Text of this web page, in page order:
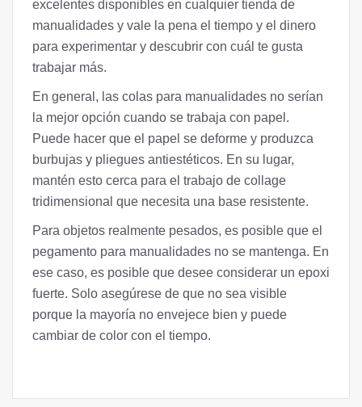
excelentes disponibles en cualquier tienda de
manualidades y vale la pena el tiempo y el dinero
para experimentar y descubrir con cuál te gusta
trabajar más.
En general, las colas para manualidades no serían
la mejor opción cuando se trabaja con papel.
Puede hacer que el papel se deforme y produzca
burbujas y pliegues antiestéticos. En su lugar,
mantén esto cerca para el trabajo de collage
tridimensional que necesita una base resistente.
Para objetos realmente pesados, es posible que el
pegamento para manualidades no se mantenga. En
ese caso, es posible que desee considerar un epoxi
fuerte. Solo asegúrese de que no sea visible
porque la mayoría no envejece bien y puede
cambiar de color con el tiempo.